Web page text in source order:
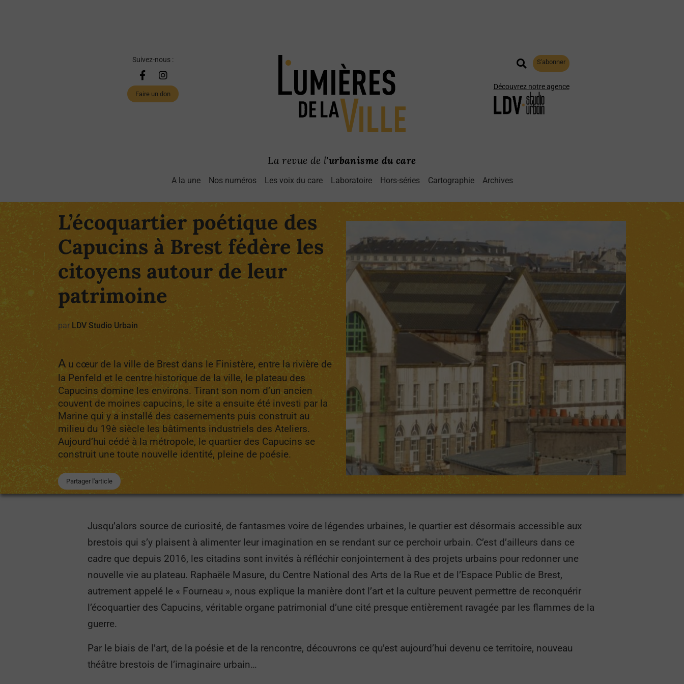
Suivez-nous :
Faire un don
S'abonner
Découvrez notre agence
La revue de l'urbanisme du care
A la une Nos numéros Les voix du care Laboratoire Hors-séries Cartographie Archives
L’écoquartier poétique des
Capucins à Brest fédère les
citoyens autour de leur
patrimoine
par LDV Studio Urbain
A u cœur de la ville de Brest dans le Finistère, entre la rivière de
la Penfeld et le centre historique de la ville, le plateau des
Capucins domine les environs. Tirant son nom d’un ancien
couvent de moines capucins, le site a ensuite été investi par la
Marine qui y a installé des casernements puis construit au
milieu du 19è siècle les bâtiments industriels des Ateliers.
Aujourd’hui cédé à la métropole, le quartier des Capucins se
construit une toute nouvelle identité, pleine de poésie.
Partager l'article
Jusqu’alors source de curiosité, de fantasmes voire de légendes urbaines, le quartier est désormais accessible aux
brestois qui s’y plaisent à alimenter leur imagination en se rendant sur ce perchoir urbain. C’est d’ailleurs dans ce
cadre que depuis 2016, les citadins sont invités à réfléchir conjointement à des projets urbains pour redonner une
nouvelle vie au plateau. Raphaële Masure, du Centre National des Arts de la Rue et de l’Espace Public de Brest,
autrement appelé le « Fourneau », nous explique la manière dont l’art et la culture peuvent permettre de reconquérir
l’écoquartier des Capucins, véritable organe patrimonial d’une cité presque entièrement ravagée par les flammes de la
guerre.
Par le biais de l’art, de la poésie et de la rencontre, découvrons ce qu’est aujourd’hui devenu ce territoire, nouveau
théâtre brestois de l’imaginaire urbain…